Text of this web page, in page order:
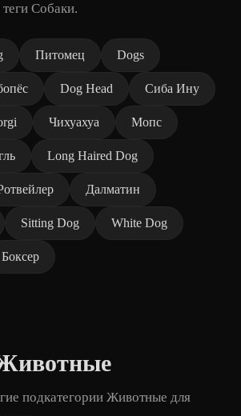
Собаки.
Питомец Dogs
Dog Head Сиба Ину
Чихуахуа Мопс
Long Haired Dog
Далматин
Sitting Dog White Dog
Боксер
подкатегории Животные для